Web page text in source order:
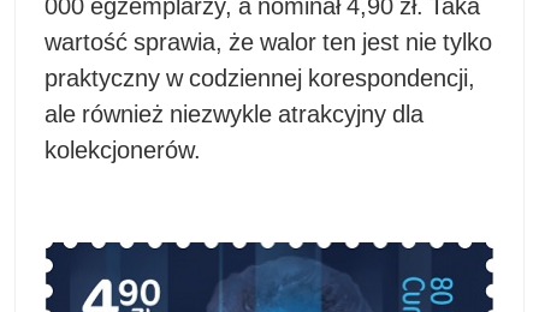
000 egzemplarzy, a nominał 4,90 zł. Taka
wartość sprawia, że walor ten jest nie tylko
praktyczny w codziennej korespondencji,
ale również niezwykle atrakcyjny dla
kolekcjonerów.